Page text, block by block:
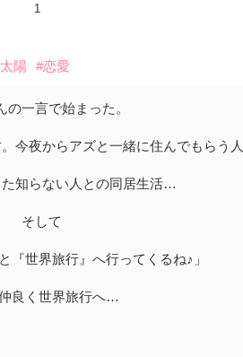
1
陽 #恋愛
の一言で始まった。
今夜からアズと一緒に住んでもらう人
知らない人との同居生活…
そして
『世界旅行』へ行ってくるね♪」
良く世界旅行へ…